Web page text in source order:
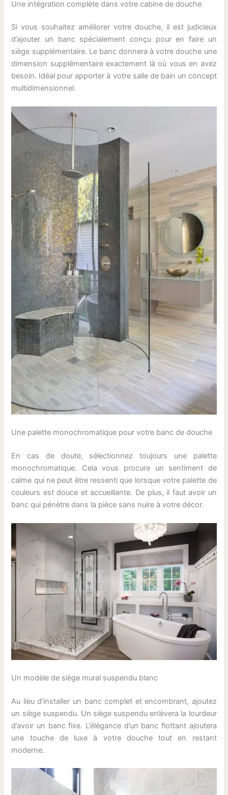
Une intégration complète dans votre cabine de douche
Si vous souhaitez améliorer votre douche, il est judicieux
d’ajouter un banc spécialement conçu pour en faire un
siège supplémentaire. Le banc donnera à votre douche une
dimension supplémentaire exactement là où vous en avez
besoin. Idéal pour apporter à votre salle de bain un concept
multidimensionnel.
Une palette monochromatique pour votre banc de douche
En cas de doute, sélectionnez toujours une palette
monochromatique. Cela vous procure un sentiment de
calme qui ne peut être ressenti que lorsque votre palette de
couleurs est douce et accueillante. De plus, il faut avoir un
banc qui pénètre dans la pièce sans nuire à votre décor.
Un modèle de siège mural suspendu blanc
Au lieu d’installer un banc complet et encombrant, ajoutez
un siège suspendu. Un siège suspendu enlèvera la lourdeur
d’avoir un banc fixe. L’élégance d’un banc flottant ajoutera
une touche de luxe à votre douche tout en restant
moderne.